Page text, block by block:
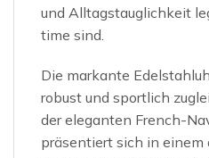
und Alltagstauglichkeit
time sind.
Die markante
robust und sportlich
der eleganten French-
präsentiert sich in einem